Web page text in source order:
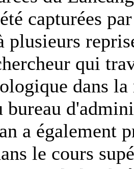
capturées
plusieurs
qui
dans
bureau
a également
le cours